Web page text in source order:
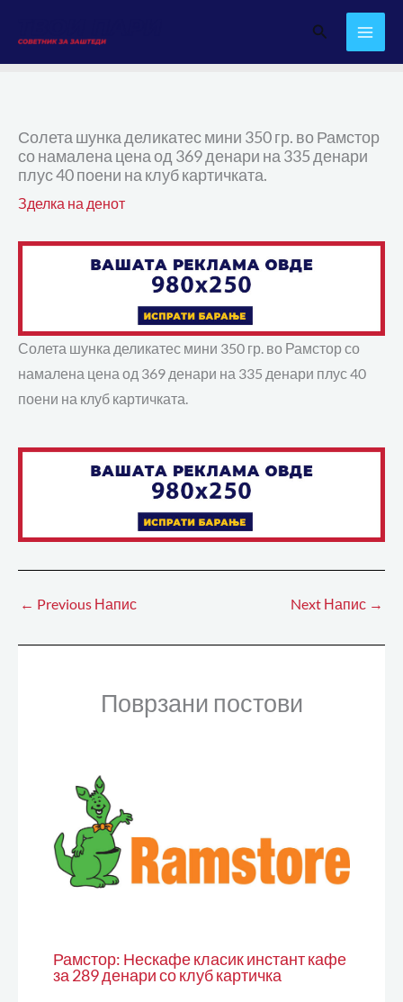
content
Search
Солета шунка деликатес мини 350 гр. во Рамстор
со намалена цена од 369 денари на 335 денари
плус 40 поени на клуб картичката.
Зделка на денот
Солета шунка деликатес мини 350 гр. во Рамстор со
намалена цена од 369 денари на 335 денари плус 40
поени на клуб картичката.
← Previous Напис Next Напис →
Поврзани постови
Рамстор: Нескафе класик инстант кафе
за 289 денари со клуб картичка